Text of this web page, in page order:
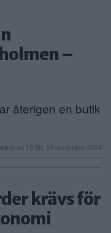
–
återigen en butik
10:38, 19 december 2024
krävs för